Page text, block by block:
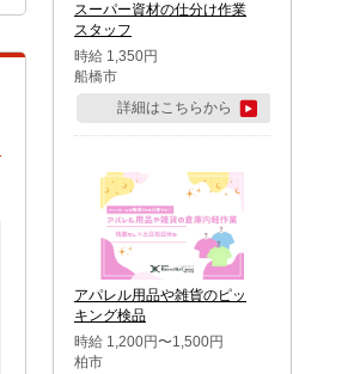
スーパー資材の仕分け作業
スタッフ
時給 1,350円
船橋市
詳細はこちらから
アパレル用品や雑貨のピッ
キング検品
時給 1,200円〜1,500円
柏市